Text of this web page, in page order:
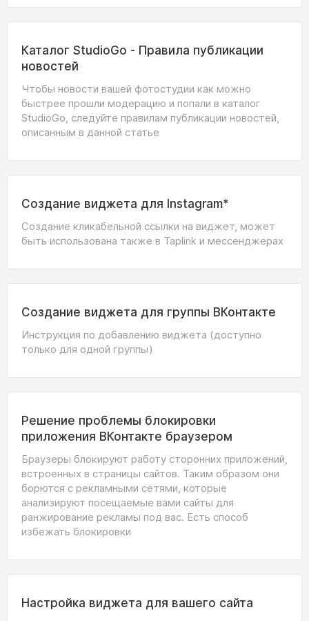
Каталог StudioGo - Правила публикации
новостей
Чтобы новости вашей фотостудии как можно
быстрее прошли модерацию и попали в каталог
StudioGo, следуйте правилам публикации новостей,
описанным в данной статье
Создание виджета для Instagram*
Создание кликабельной ссылки на виджет, может
быть использована также в Taplink и мессенджерах
Создание виджета для группы ВКонтакте
Инструкция по добавлению виджета (доступно
только для одной группы)
Решение проблемы блокировки
приложения ВКонтакте браузером
Браузеры блокируют работу сторонних приложений,
встроенных в страницы сайтов. Таким образом они
борются с рекламными сетями, которые
анализируют посещаемые вами сайты для
ранжирование рекламы под вас. Есть способ
избежать блокировки
Настройка виджета для вашего сайта